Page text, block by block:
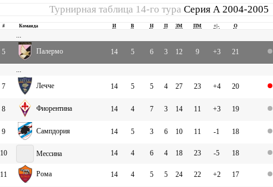
Турнирная таблица 14-го тураСерия А 2004-2005
# Команда И В Н П ЗМ ПМ +|- О
...
5
Палермо 14 5 6 3 12 9 +3 21
...
7
Лечче 14 5 5 4 27 23 +4 20
8 Фиорентина 14 4 7 3 14 11 +3 19
9 Сампдория 14 5 3 6 10 11 -1 18
10 Мессина 14 4 6 4 18 23 -5 18
11 Рома 14 4 5 5 24 22 +2 17